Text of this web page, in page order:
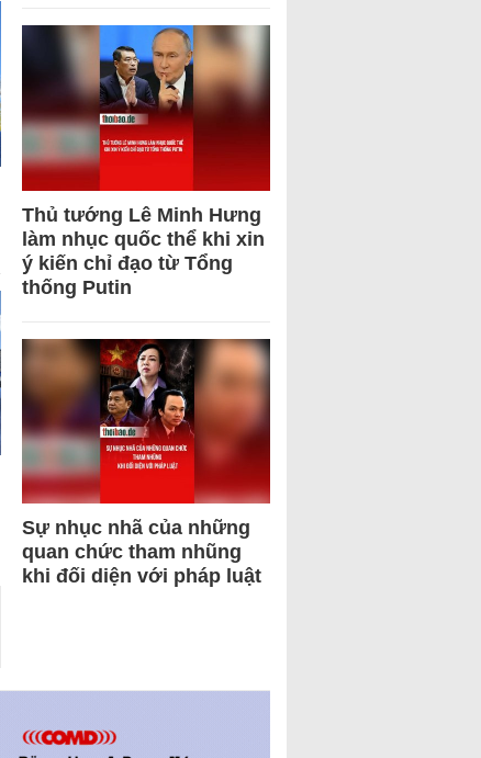
Thủ tướng Lê Minh Hưng
làm nhục quốc thể khi xin
ý kiến chỉ đạo từ Tổng
thống Putin
Sự nhục nhã của những
quan chức tham nhũng
khi đối diện với pháp luật